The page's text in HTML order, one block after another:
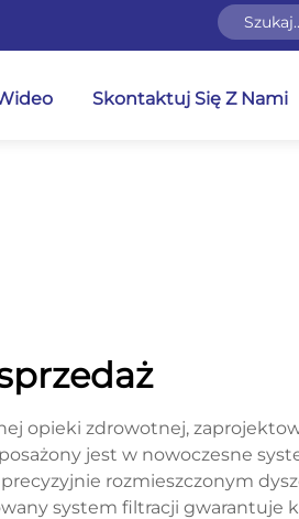
Skontaktuj Się Z Nami
opieki zdrowotnej,
jest w nowoczesne
rozmieszczonym
system filtracji gwarantuje